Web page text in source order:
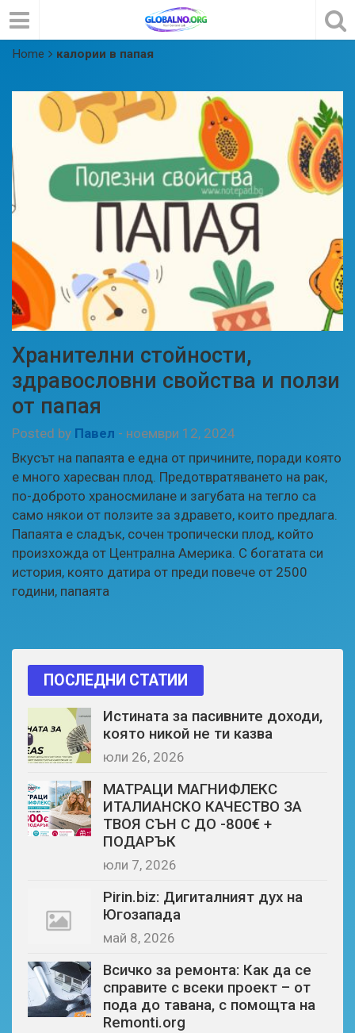
Home калории в папая
Хранителни стойности,
здравословни свойства и ползи
от папая
Posted by Павел - ноември 12, 2024
Вкусът на папаята е една от причините, поради която
е много харесван плод. Предотвратяването на рак,
по-доброто храносмилане и загубата на тегло са
само някои от ползите за здравето, които предлага.
Папаята е сладък, сочен тропически плод, който
произхожда от Централна Америка. С богатата си
история, която датира от преди повече от 2500
години, папаята
ПОСЛЕДНИ СТАТИИ
Истината за пасивните доходи,
която никой не ти казва
юли 26, 2026
МАТРАЦИ МАГНИФЛЕКС
ИТАЛИАНСКО КАЧЕСТВО ЗА
ТВОЯ СЪН С ДО -800€ +
ПОДАРЪК
юли 7, 2026
Pirin.biz: Дигиталният дух на
Югозапада
май 8, 2026
Всичко за ремонта: Как да се
справите с всеки проект – от
пода до тавана, с помощта на
Remonti.org